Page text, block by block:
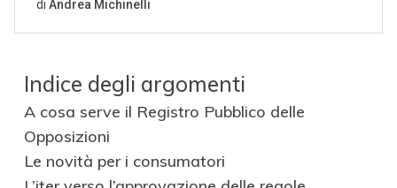
Indice degli argomenti
A cosa serve il Registro Pubblico delle
Opposizioni
Le novità per i consumatori